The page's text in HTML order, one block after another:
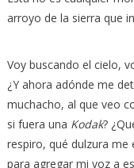
arroyo de la sierra que
Voy buscando el cielo,
¿Y ahora adónde me
muchacho, al que veo
si fuera una Kodak?
respiro, qué dulzura me
para agregar mi voz a